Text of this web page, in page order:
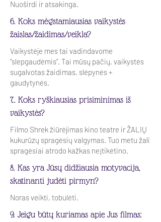
Nuoširdi ir atsakinga.
6. Koks mėgstamiausias vaikystės
žaislas/žaidimas/veikla?
Vaikystėje mes tai vadindavome
“slepgaudėmis”. Tai mūsų pačių, vaikystės
sugalvotas žaidimas, slėpynės +
gaudytynės.
7. Koks ryškiausias prisiminimas iš
vaikystės?
Filmo Shrek žiūrėjimas kino teatre ir ŽALIŲ
kukurūzų spragėsių valgymas. Tuo metu žali
spragėsiai atrodo kažkas neįtikėtino.
8. Kas yra Jūsų didžiausia motyvacija,
skatinanti judėti pirmyn?
Noras veikti, tobulėti.
9. Jeigu būtų kuriamas apie Jus filmas: